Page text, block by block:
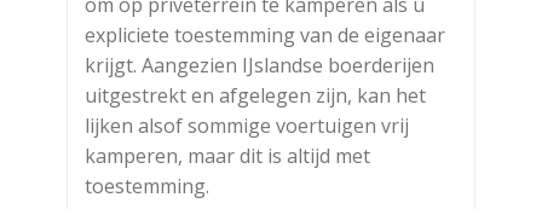
expliciete toestemming van de eigenaar
krijgt. Aangezien IJslandse boerderijen
uitgestrekt en afgelegen zijn, kan het
lijken alsof sommige voertuigen vrij
kamperen, maar dit is altijd met
toestemming.